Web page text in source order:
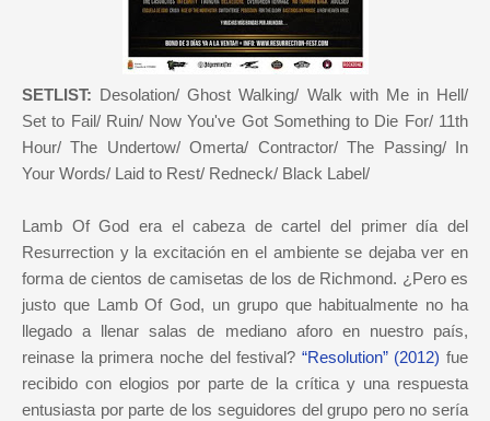
SETLIST: Desolation/ Ghost Walking/ Walk with Me in Hell/
Set to Fail/ Ruin/ Now You've Got Something to Die For/ 11th
Hour/ The Undertow/ Omerta/ Contractor/ The Passing/ In
Your Words/ Laid to Rest/ Redneck/ Black Label/
Lamb Of God era el cabeza de cartel del primer día del
Resurrection y la excitación en el ambiente se dejaba ver en
forma de cientos de camisetas de los de Richmond. ¿Pero es
justo que Lamb Of God, un grupo que habitualmente no ha
llegado a llenar salas de mediano aforo en nuestro país,
reinase la primera noche del festival? “Resolution” (2012) fue
recibido con elogios por parte de la crítica y una respuesta
entusiasta por parte de los seguidores del grupo pero no sería